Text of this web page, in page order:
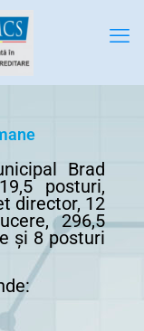
Brad
posturi,
director, 12
296,5
și 8 posturi